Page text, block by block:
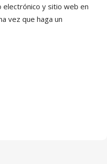
electrónico y sitio web en
vez que haga un